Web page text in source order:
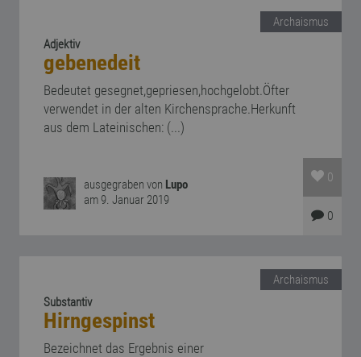
Archaismus
Adjektiv
gebenedeit
Bedeutet gesegnet,gepriesen,hochgelobt.Öfter
verwendet in der alten Kirchensprache.Herkunft
aus dem Lateinischen: (...)
ausgegraben von Lupo
am 9. Januar 2019
0
0
Archaismus
Substantiv
Hirngespinst
Bezeichnet das Ergebnis einer